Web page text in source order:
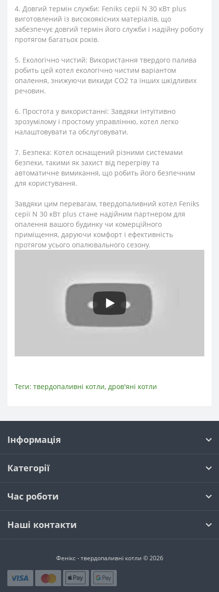
4. Довгий термін служби: Feniks серії N 30 кВт plus
виготовлений із високоякісних матеріалів, що
забезпечує довгий термін його служби і надійну роботу
протягом багатьох років.
5. Екологічно чистий: Використання твердого палива
робить цей котел екологічно чистим варіантом
опалення, знижуючи викиди CO2 та інших шкідливих
речовин.
6. Простота у використанні: Завдяки інтуїтивно
зрозумілому і простому управлінню, котел легко
налаштовувати та обслуговувати.
7. Безпека: Котел оснащений різними системами
безпеки, такими як захист від перегріву та
автоматичне вимикання, що робить його безпечним
для користування.
Завдяки цим перевагам, твердопаливний котел Feniks
серії N 30 кВт plus стане надійним партнером для
опалення вашого будинку чи комерційного
приміщення, даруючи комфорт і ефективність
протягом усього опалювального сезону.
Теги: твердопаливні котли, дров'яні котли
Інформація
Категорії
Час роботи
Наші контакти
Фенікс - твердопаливні котли © 2026